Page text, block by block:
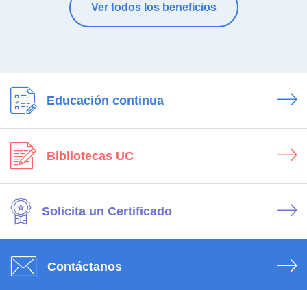
Ver todos los beneficios
Educación continua
Bibliotecas UC
Solicita un Certificado
Contáctanos